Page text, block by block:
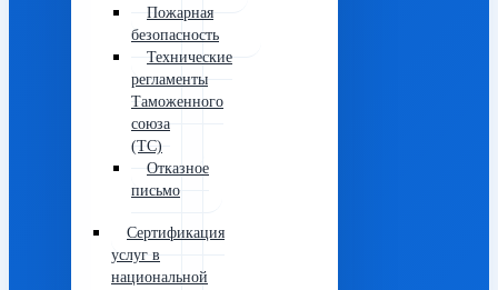
Пожарная
безопасность
Технические
регламенты
Таможенного
союза
(ТС)
Отказное
письмо
Сертификация
услуг в
национальной